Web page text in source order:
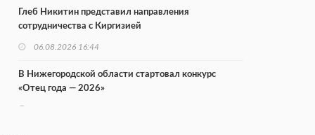
Глеб Никитин представил направления
сотрудничества с Киргизией
06.08.2026 16:44
В Нижегородской области стартовал конкурс
«Отец года — 2026»